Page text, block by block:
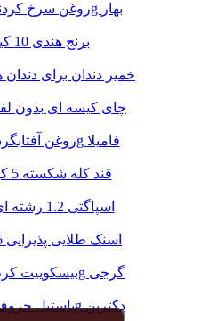
روغن سرخ کردنی بدون پالم 1620g بهار
برنج هندی 10 کیلو گرمی پلو
خمیر دندان برای
چای کیسه ای بدون لفاف 25
روغن آفتابگردان غنی شده 810g فامیلا
قند کله شکسته 5 کیلو گرمی صمیم
اسپاگتی 1.2 رشته ای 700 گرمی مانا
اسنک طلایی پذیرایی 175 گرمی چی توز
بیسکوییت کرم دار کاکائویی 390g گرجی
پاستیل حروف با رنگ طبیعی 85g دکتربن